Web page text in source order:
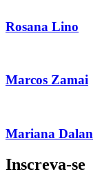
Rosana Lino
Marcos Zamai
Mariana Dalan
Inscreva-se